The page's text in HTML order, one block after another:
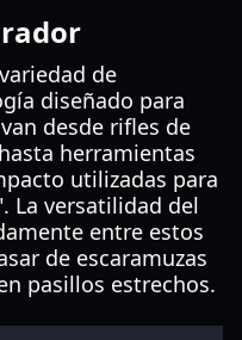
de
diseñado para
desde rifles de
herramientas
utilizadas para
La versatilidad del
entre estos
de escaramuzas
pasillos estrechos.